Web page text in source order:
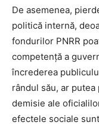
De asemenea,
politică internă,
fondurilor PNRR
competență a
încrederea
rândul său, ar
demisie ale
efectele sociale